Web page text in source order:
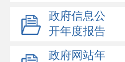
政府信息公
开年度报告
政府网站年